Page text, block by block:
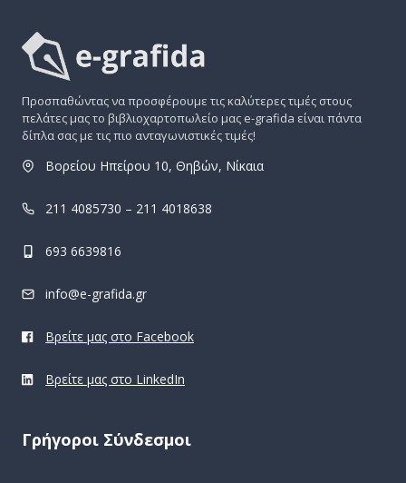
Προσπαθώντας να προσφέρουμε τις καλύτερες τιμές στους
πελάτες μας το βιβλιοχαρτοπωλείο μας e-grafida είναι πάντα
δίπλα σας με τις πιο ανταγωνιστικές τιμές!
Βορείου Ηπείρου 10, Θηβών, Νίκαια
211 4085730 – 211 4018638
693 6639816
info@e-grafida.gr
Βρείτε μας στο Facebook
Βρείτε μας στο LinkedIn
Γρήγοροι Σύνδεσμοι